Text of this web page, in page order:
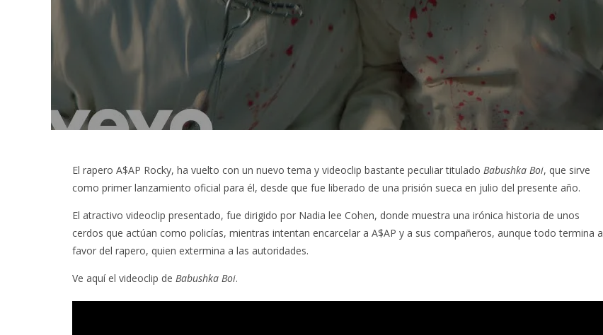
El rapero A$AP Rocky, ha vuelto con un nuevo tema y videoclip bastante peculiar titulado Babushka Boi, que sirve
como primer lanzamiento oficial para él, desde que fue liberado de una prisión sueca en julio del presente año.
El atractivo videoclip presentado, fue dirigido por Nadia lee Cohen, donde muestra una irónica historia de unos
cerdos que actúan como policías, mientras intentan encarcelar a A$AP y a sus compañeros, aunque todo termina a
favor del rapero, quien extermina a las autoridades.
Ve aquí el videoclip de Babushka Boi.